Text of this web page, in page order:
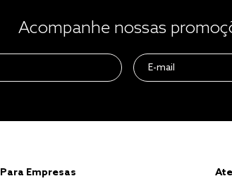
Acompanhe nossas
Para Empresas